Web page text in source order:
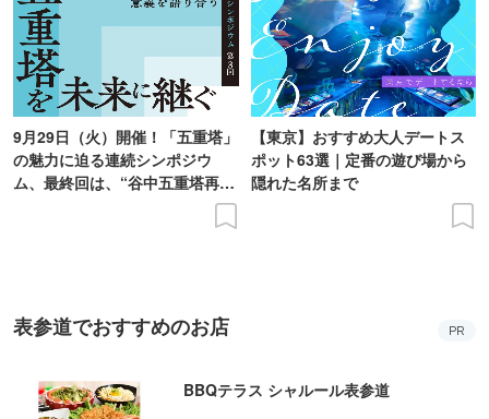
9月29日（火）開催！「五重塔」
の魅力に迫る連続シンポジウ
ム、最終回は、“谷中五重塔再建
【東京】おすすめ大人デートス
ポット63選｜定番の遊び場から
隠れた名所まで
表参道でおすすめのお店 PR
BBQテラス シャルール表参道